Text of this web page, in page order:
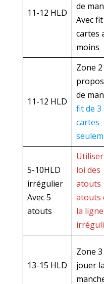
11-12 HLD
de
Avec
cartes
moins
11-12 HLD
Zone 2
de
fit de 3
cartes
5-10HLD
irrégulier
Avec 5
atouts
loi des
atouts
atouts
la
13-15 HLD
Zone 3
jouer la